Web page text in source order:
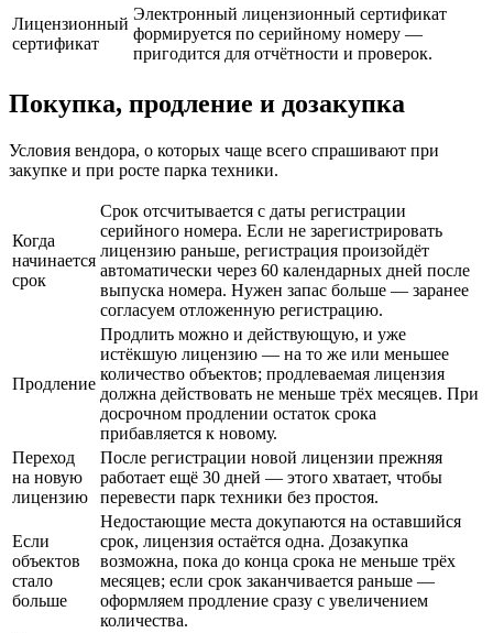
Лицензионный
сертификат
Электронный лицензионный сертификат
формируется по серийному номеру —
пригодится для отчётности и проверок.
Покупка, продление и дозакупка
Условия вендора, о которых чаще всего спрашивают при
закупке и при росте парка техники.
Когда
начинается
срок
Срок отсчитывается с даты регистрации
серийного номера. Если не зарегистрировать
лицензию раньше, регистрация произойдёт
автоматически через 60 календарных дней после
выпуска номера. Нужен запас больше — заранее
согласуем отложенную регистрацию.
Продление
Продлить можно и действующую, и уже
истёкшую лицензию — на то же или меньшее
количество объектов; продлеваемая лицензия
должна действовать не меньше трёх месяцев. При
досрочном продлении остаток срока
прибавляется к новому.
Переход
на новую
лицензию
После регистрации новой лицензии прежняя
работает ещё 30 дней — этого хватает, чтобы
перевести парк техники без простоя.
Если
объектов
стало
больше
Недостающие места докупаются на оставшийся
срок, лицензия остаётся одна. Дозакупка
возможна, пока до конца срока не меньше трёх
месяцев; если срок заканчивается раньше —
оформляем продление сразу с увеличением
количества.